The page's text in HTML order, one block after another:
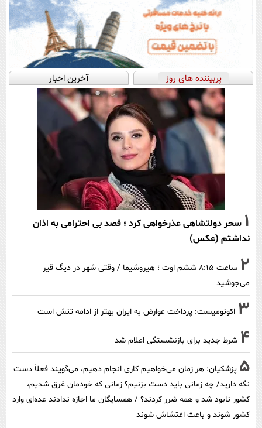
پربیننده های روز آخرین اخبار
1 سحر دولتشاهی عذرخواهی کرد ؛ قصد بی احترامی به اذان
نداشتم (عکس)
2
ساعت ۸:۱۵ ششم اوت ؛ هیروشیما / وقتی شهر در دیگ قیر
می‌جوشید
3 اکونومیست: پرداخت عوارض به ایران بهتر از ادامه تنش است
4 شرط جدید برای بازنشستگی اعلام شد
5 پزشکیان: هر زمان می‌خواهیم کاری انجام دهیم، می‌گویند فعلاً دست
نگه دارید/ چه زمانی باید دست بزنیم؟ زمانی که خودمان غرق شدیم،
کشور نابود شد و همه ضرر کردند؟ / همسایگان ما اجازه ندادند عده‌ای وارد
کشور شوند و باعث اغتشاش شوند